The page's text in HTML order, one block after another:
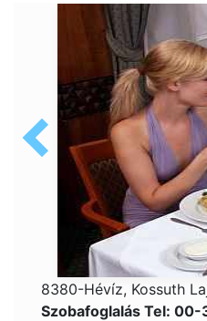
8380-Hévíz, Kossuth
Szobafoglalás Tel: